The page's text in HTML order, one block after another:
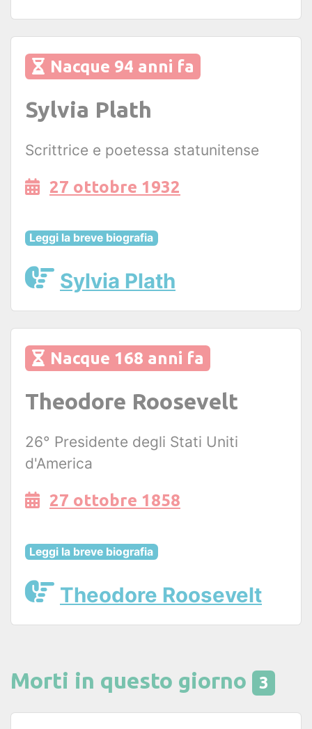
Nacque 94 anni fa
Sylvia Plath
Scrittrice e poetessa statunitense
27 ottobre 1932
Leggi la breve biografia
Sylvia Plath
Nacque 168 anni fa
Theodore Roosevelt
26° Presidente degli Stati Uniti
d'America
27 ottobre 1858
Leggi la breve biografia
Theodore Roosevelt
Morti in questo giorno 3